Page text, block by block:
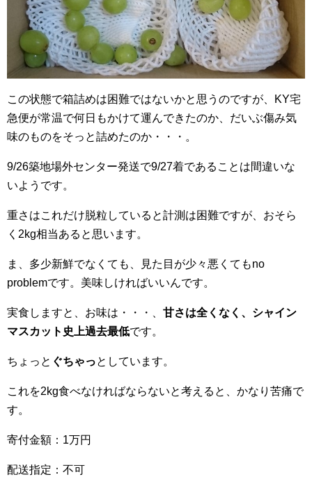
この状態で箱詰めは困難ではないかと思うのですが、KY宅
急便が常温で何日もかけて運んできたのか、だいぶ傷み気
味のものをそっと詰めたのか・・・。
9/26築地場外センター発送で9/27着であることは間違いな
いようです。
重さはこれだけ脱粒していると計測は困難ですが、おそら
く2kg相当あると思います。
ま、多少新鮮でなくても、見た目が少々悪くてもno
problemです。美味しければいいんです。
実食しますと、お味は・・・、 甘さは全くなく、シャイン
マスカット史上過去最低です。
ちょっと ぐちゃっとしています。
これを2kg食べなければならないと考えると、かなり苦痛で
す。
寄付金額：1万円
配送指定：不可